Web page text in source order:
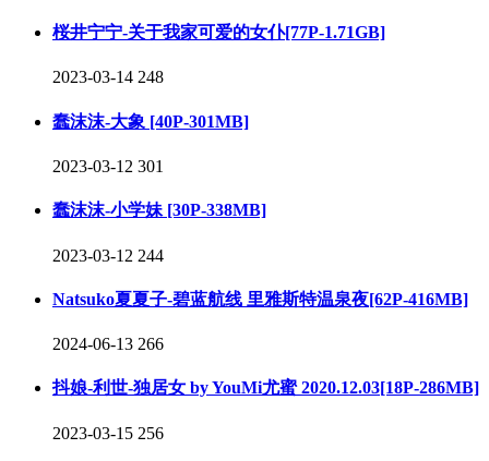
桜井宁宁-关于我家可爱的女仆[77P-1.71GB]
2023-03-14 248
蠢沫沫-大象 [40P-301MB]
2023-03-12 301
蠢沫沫-小学妹 [30P-338MB]
2023-03-12 244
Natsuko夏夏子-碧蓝航线 里雅斯特温泉夜[62P-416MB]
2024-06-13 266
抖娘-利世-独居女 by YouMi尤蜜 2020.12.03[18P-286MB]
2023-03-15 256